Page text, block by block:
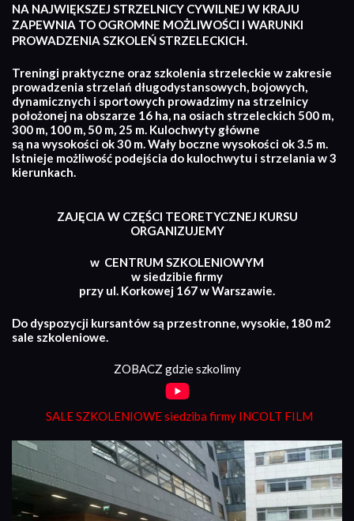
NA NAJWIĘKSZEJ STRZELNICY CYWILNEJ W KRAJU
ZAPEWNIA TO OGROMNE MOŻLIWOŚCI I WARUNKI
PROWADZENIA SZKOLEŃ STRZELECKICH.
Treningi praktyczne oraz szkolenia strzeleckie w zakresie
prowadzenia strzelań długodystansowych, bojowych,
dynamicznych i sportowych prowadzimy na strzelnicy
położonej na obszarze 16 ha, na osiach strzeleckich 500 m,
300 m, 100 m, 50 m, 25 m. Kulochwyty główne
są na wysokości ok 30 m. Wały boczne wysokości ok 3.5 m.
Istnieje możliwość podejścia do kulochwytu i strzelania w 3
kierunkach.
ZAJĘCIA W CZĘŚCI TEORETYCZNEJ KURSU
ORGANIZUJEMY
w CENTRUM SZKOLENIOWYM
w siedzibie firmy
przy ul. Korkowej 167 w Warszawie.
Do dyspozycji kursantów są przestronne, wysokie, 180 m2
sale szkoleniowe.
ZOBACZ gdzie szkolimy
SALE SZKOLENIOWE siedziba firmy INCOLT FILM